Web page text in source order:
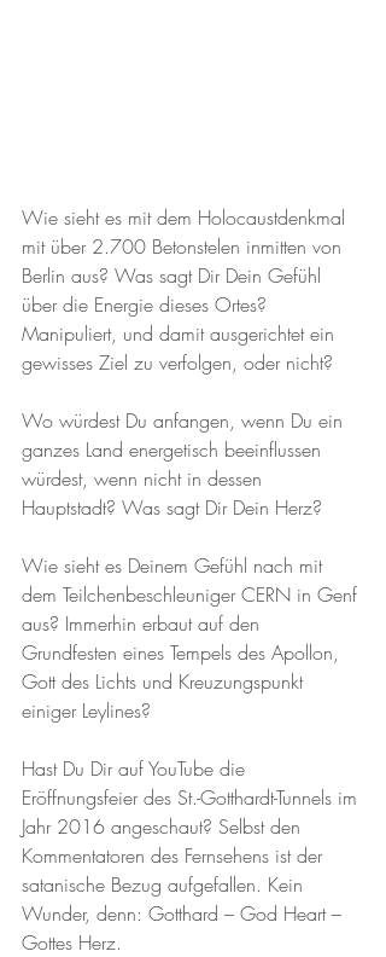
Wie sieht es mit dem Holocaustdenkmal
mit über 2.700 Betonstelen inmitten von
Berlin aus? Was sagt Dir Dein Gefühl
über die Energie dieses Ortes?
Manipuliert, und damit ausgerichtet ein
gewisses Ziel zu verfolgen, oder nicht?
Wo würdest Du anfangen, wenn Du ein
ganzes Land energetisch beeinflussen
würdest, wenn nicht in dessen
Hauptstadt? Was sagt Dir Dein Herz?
Wie sieht es Deinem Gefühl nach mit
dem Teilchenbeschleuniger CERN in Genf
aus? Immerhin erbaut auf den
Grundfesten eines Tempels des Apollon,
Gott des Lichts und Kreuzungspunkt
einiger Leylines?
Hast Du Dir auf YouTube die
Eröffnungsfeier des St.-Gotthardt-Tunnels im
Jahr 2016 angeschaut? Selbst den
Kommentatoren des Fernsehens ist der
satanische Bezug aufgefallen. Kein
Wunder, denn: Gotthard – God Heart –
Gottes Herz.